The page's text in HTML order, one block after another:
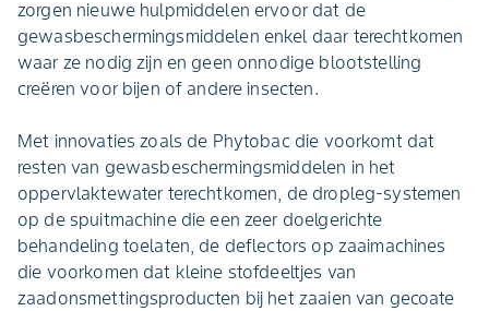
zorgen nieuwe hulpmiddelen ervoor dat de
gewasbeschermingsmiddelen enkel daar terechtkomen
waar ze nodig zijn en geen onnodige blootstelling
creëren voor bijen of andere insecten.
Met innovaties zoals de Phytobac die voorkomt dat
resten van gewasbeschermingsmiddelen in het
oppervlaktewater terechtkomen, de dropleg-systemen
op de spuitmachine die een zeer doelgerichte
behandeling toelaten, de deflectors op zaaimachines
die voorkomen dat kleine stofdeeltjes van
zaadonsmettingsproducten bij het zaaien van gecoate